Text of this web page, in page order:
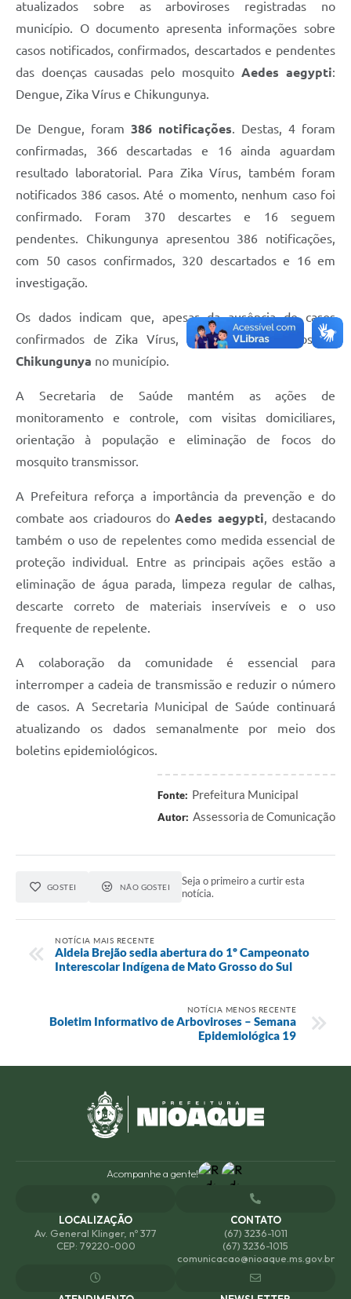
atualizados sobre as arboviroses registradas no
município. O documento apresenta informações sobre
casos notificados, confirmados, descartados e pendentes
das doenças causadas pelo mosquito Aedes aegypti:
Dengue, Zika Vírus e Chikungunya.
De Dengue, foram 386 notificações. Destas, 4 foram
confirmadas, 366 descartadas e 16 ainda aguardam
resultado laboratorial. Para Zika Vírus, também foram
notificados 386 casos. Até o momento, nenhum caso foi
confirmado. Foram 370 descartes e 16 seguem
pendentes. Chikungunya apresentou 386 notificações,
com 50 casos confirmados, 320 descartados e 16 em
investigação.
Os dados indicam que, apesar da ausência de casos
confirmados de Zika Vírus, há registro de casos de
Chikungunya no município.
A Secretaria de Saúde mantém as ações de
monitoramento e controle, com visitas domiciliares,
orientação à população e eliminação de focos do
mosquito transmissor.
A Prefeitura reforça a importância da prevenção e do
combate aos criadouros doAedes aegypti, destacando
também o uso de repelentes como medida essencial de
proteção individual. Entre as principais ações estão a
eliminação de água parada, limpeza regular de calhas,
descarte correto de materiais inservíveis e o uso
frequente de repelente.
A colaboração da comunidade é essencial para
interromper a cadeia de transmissão e reduzir o número
de casos. A Secretaria Municipal de Saúde continuará
atualizando os dados semanalmente por meio dos
boletins epidemiológicos.
Fonte: Prefeitura Municipal
Autor: Assessoria de Comunicação
GOSTEI NÃO GOSTEI
Seja o primeiro a curtir esta
notícia.
NOTÍCIA MAIS RECENTE
Aldeia Brejão sedia abertura do 1º Campeonato
Interescolar Indígena de Mato Grosso do Sul
NOTÍCIA MENOS RECENTE
Boletim Informativo de Arboviroses – Semana
Epidemiológica 19
Acompanhe a gente!
LOCALIZAÇÃO
Av. General Klinger, nº 377
CEP: 79220-000
CONTATO
(67) 3236-1011
(67) 3236-1015
comunicacao@nioaque.ms.gov.br